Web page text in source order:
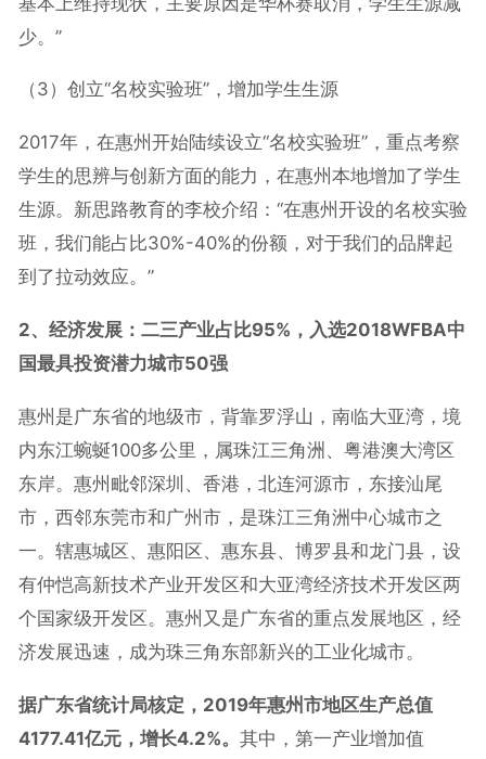
少。”
（3）创立“名校实验班”，增加学生生源
2017年，在惠州开始陆续设立“名校实验班”，重点考察
学生的思辨与创新方面的能力，在惠州本地增加了学生
生源。新思路教育的李校介绍：“在惠州开设的名校实验
班，我们能占比30%-40%的份额，对于我们的品牌起
到了拉动效应。”
2、经济发展：二三产业占比95%，入选2018WFBA中
国最具投资潜力城市50强
惠州是广东省的地级市，背靠罗浮山，南临大亚湾，境
内东江蜿蜒100多公里，属珠江三角洲、粤港澳大湾区
东岸。惠州毗邻深圳、香港，北连河源市，东接汕尾
市，西邻东莞市和广州市，是珠江三角洲中心城市之
一。辖惠城区、惠阳区、惠东县、博罗县和龙门县，设
有仲恺高新技术产业开发区和大亚湾经济技术开发区两
个国家级开发区。惠州又是广东省的重点发展地区，经
济发展迅速，成为珠三角东部新兴的工业化城市。
据广东省统计局核定，2019年惠州市地区生产总值
4177.41亿元，增长4.2%。 其中，第一产业增加值